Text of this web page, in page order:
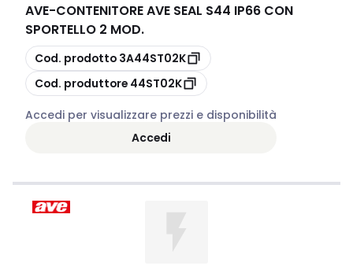
AVE-CONTENITORE AVE SEAL S44 IP66 CON
SPORTELLO 2 MOD.
copia
Cod. prodotto 3A44ST02K
copia
Cod. produttore 44ST02K
Accedi per visualizzare prezzi e disponibilità
Accedi